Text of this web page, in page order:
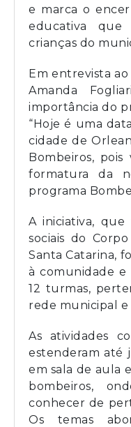
e marca o
educativa que
crianças do
Em entrevista
Amanda
importância do
“Hoje é uma
cidade de
Bombeiros,
formatura da
programa
A iniciativa,
sociais do
Santa Catarina,
à comunidade e
12 turmas,
rede municipal e
As atividades
estenderam até
em sala de aula
bombeiros,
conhecer de
Os temas